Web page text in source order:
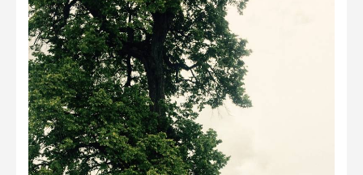
VANEMAD KUVAVÕISTLUSED
Hiite kuvavõistlus 2025
Hiite kuvavõistlus 2025 lisa
Liikuvad kuvad 2025
Hiite kuvavõistlus 2024
Hiite kuvavõistlus 2024 lisa